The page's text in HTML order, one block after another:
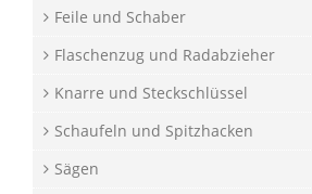
Feile und Schaber
Flaschenzug und Radabzieher
Knarre und Steckschlüssel
Schaufeln und Spitzhacken
Sägen